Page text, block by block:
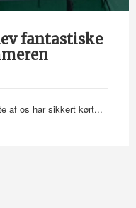
fantastiske
af os har sikkert kørt...